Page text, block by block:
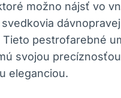
možno nájsť vo
dávnopravej
Tieto pestrofarebné
svojou
eleganciou.